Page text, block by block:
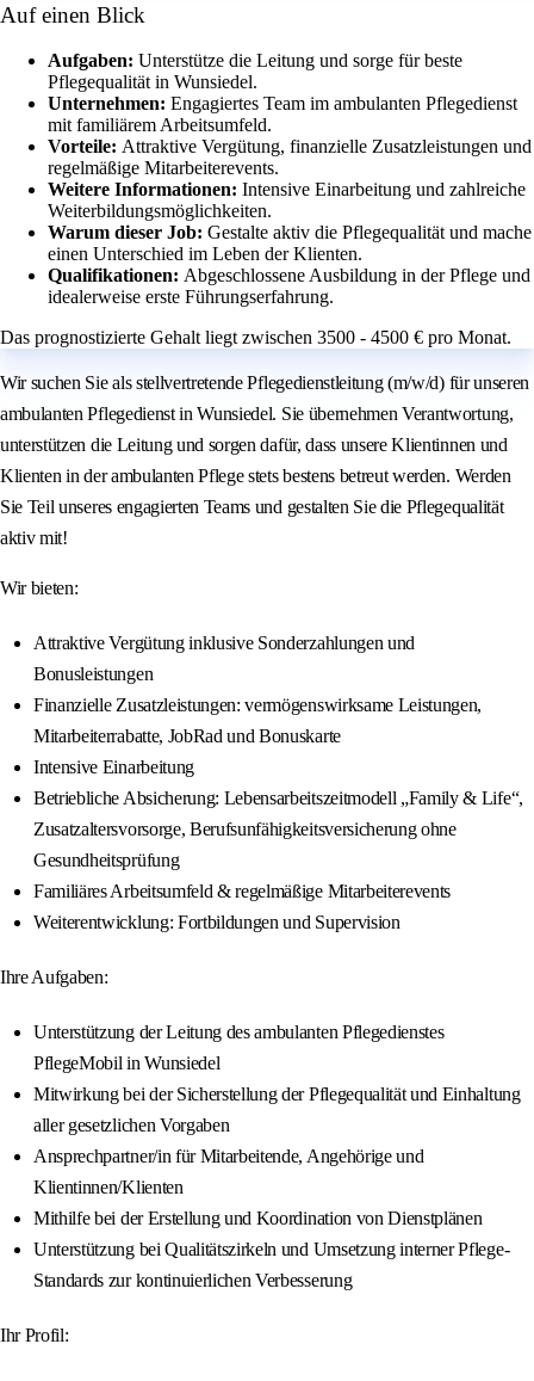
Auf einen Blick
Aufgaben: Unterstütze die Leitung und sorge für beste
Pflegequalität in Wunsiedel.
Unternehmen: Engagiertes Team im ambulanten Pflegedienst
mit familiärem Arbeitsumfeld.
Vorteile: Attraktive Vergütung, finanzielle Zusatzleistungen und
regelmäßige Mitarbeiterevents.
Weitere Informationen: Intensive Einarbeitung und zahlreiche
Weiterbildungsmöglichkeiten.
Warum dieser Job: Gestalte aktiv die Pflegequalität und mache
einen Unterschied im Leben der Klienten.
Qualifikationen: Abgeschlossene Ausbildung in der Pflege und
idealerweise erste Führungserfahrung.
Das prognostizierte Gehalt liegt zwischen 3500 - 4500 € pro Monat.
Wir suchen Sie als stellvertretende Pflegedienstleitung (m/w/d) für unseren
ambulanten Pflegedienst in Wunsiedel. Sie übernehmen Verantwortung,
unterstützen die Leitung und sorgen dafür, dass unsere Klientinnen und
Klienten in der ambulanten Pflege stets bestens betreut werden. Werden
Sie Teil unseres engagierten Teams und gestalten Sie die Pflegequalität
aktiv mit!
Wir bieten:
Attraktive Vergütung inklusive Sonderzahlungen und
Bonusleistungen
Finanzielle Zusatzleistungen: vermögenswirksame Leistungen,
Mitarbeiterrabatte, JobRad und Bonuskarte
Intensive Einarbeitung
Betriebliche Absicherung: Lebensarbeitszeitmodell „Family & Life“,
Zusatzaltersvorsorge, Berufsunfähigkeitsversicherung ohne
Gesundheitsprüfung
Familiäres Arbeitsumfeld & regelmäßige Mitarbeiterevents
Weiterentwicklung: Fortbildungen und Supervision
Ihre Aufgaben:
Unterstützung der Leitung des ambulanten Pflegedienstes
PflegeMobil in Wunsiedel
Mitwirkung bei der Sicherstellung der Pflegequalität und Einhaltung
aller gesetzlichen Vorgaben
Ansprechpartner/in für Mitarbeitende, Angehörige und
Klientinnen/Klienten
Mithilfe bei der Erstellung und Koordination von Dienstplänen
Unterstützung bei Qualitätszirkeln und Umsetzung interner Pflege-
Standards zur kontinuierlichen Verbesserung
Ihr Profil: